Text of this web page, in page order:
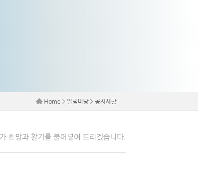
Home > 알림마당 > 공지사항
희망과 활기를 불어넣어 드리겠습니다.